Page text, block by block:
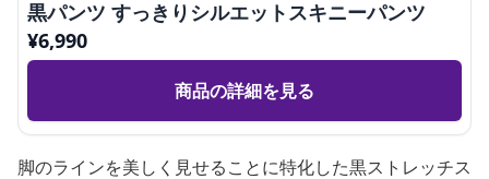
黒パンツ すっきりシルエットスキニーパンツ
¥6,990
商品の詳細を見る
脚のラインを美しく見せることに特化した黒ストレッチス